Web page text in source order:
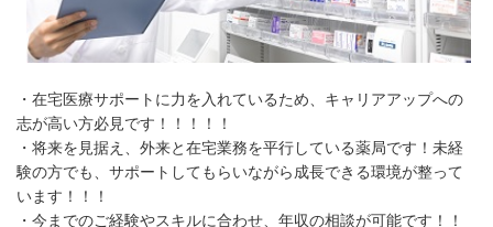
・在宅医療サポートに力を入れているため、キャリアアップへの
志が高い方必見です！！！！！
・将来を見据え、外来と在宅業務を平行している薬局です！未経
験の方でも、サポートしてもらいながら成長できる環境が整って
います！！！
・今までのご経験やスキルに合わせ、年収の相談が可能です！！